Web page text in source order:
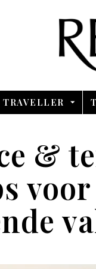
TRAVELLER
&
voor